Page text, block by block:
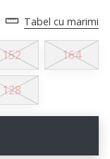
Tabel cu marimi
152 164
128